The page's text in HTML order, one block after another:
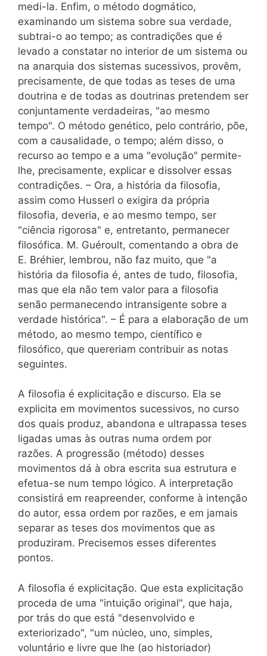
medi-la. Enfim, o método dogmático,
examinando um sistema sobre sua verdade,
subtrai-o ao tempo; as contradições que é
levado a constatar no interior de um sistema ou
na anarquia dos sistemas sucessivos, provêm,
precisamente, de que todas as teses de uma
doutrina e de todas as doutrinas pretendem ser
conjuntamente verdadeiras, "ao mesmo
tempo". O método genético, pelo contrário, põe,
com a causalidade, o tempo; além disso, o
recurso ao tempo e a uma "evolução" permite-
lhe, precisamente, explicar e dissolver essas
contradições. – Ora, a história da filosofia,
assim como Husserl o exigira da própria
filosofia, deveria, e ao mesmo tempo, ser
"ciência rigorosa" e, entretanto, permanecer
filosófica. M. Guéroult, comentando a obra de
E. Bréhier, lembrou, não faz muito, que "a
história da filosofia é, antes de tudo, filosofia,
mas que ela não tem valor para a filosofia
senão permanecendo intransigente sobre a
verdade histórica". – É para a elaboração de um
método, ao mesmo tempo, científico e
filosófico, que quereriam contribuir as notas
seguintes.
A filosofia é explicitação e discurso. Ela se
explicita em movimentos sucessivos, no curso
dos quais produz, abandona e ultrapassa teses
ligadas umas às outras numa ordem por
razões. A progressão (método) desses
movimentos dá à obra escrita sua estrutura e
efetua-se num tempo lógico. A interpretação
consistirá em reapreender, conforme à intenção
do autor, essa ordem por razões, e em jamais
separar as teses dos movimentos que as
produziram. Precisemos esses diferentes
pontos.
A filosofia é explicitação. Que esta explicitação
proceda de uma "intuição original", que haja,
por trás do que está "desenvolvido e
exteriorizado", "um núcleo, uno, simples,
voluntário e livre que lhe (ao historiador)